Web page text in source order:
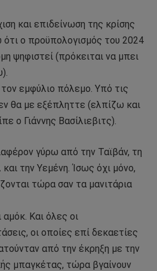
και επιδείνωση της κρίσης
ο προϋπολογισμός του 2024
ψηφιστεί (πρόκειται να μπει
τον εμφύλιο πόλεμο. Υπό τις
θα με εξέπληττε (ελπίζω και
ο Γιάννης Βασίλιεβιτς).
γύρω από την Ταϊβάν, τη
την Υεμένη. Ίσως όχι μόνο,
τώρα σαν τα μανιτάρια
Και όλες οι
οι οποίες επί δεκαετίες
από την έκρηξη με την
μπαγκέτας, τώρα βγαίνουν